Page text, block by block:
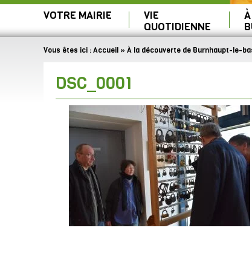
VOTRE MAIRIE VIE
QUOTIDIENNE
Vous êtes ici :Accueil » À la découverte de Burnhaupt-le-
DSC_0001